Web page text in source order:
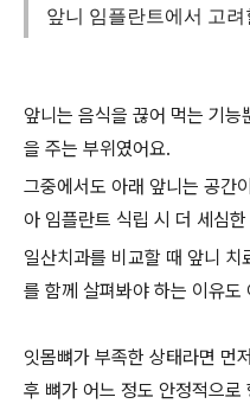
앞니 임플란트에서 고려
앞니는 음식을 끊어 먹는 기능
을 주는 부위였어요.
그중에서도 아래 앞니는 공간
아 임플란트 식립 시 더 세심
일산치과를 비교할 때 앞니 치
를 함께 살펴봐야 하는 이유도
잇몸뼈가 부족한 상태라면 먼
후 뼈가 어느 정도 안정적으로